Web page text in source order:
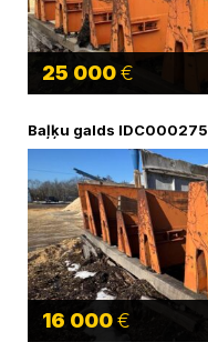
25 000€
Baļķu galds IDC000275
16 000€